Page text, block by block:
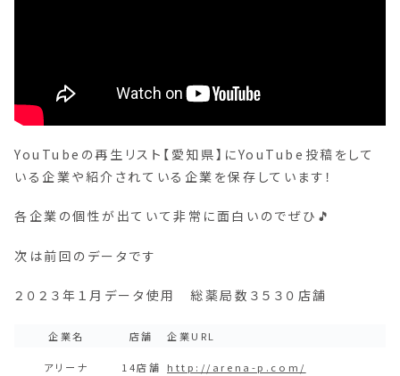
YouTubeの再生リスト【愛知県】にYouTube投稿をして
いる企業や紹介されている企業を保存しています！
各企業の個性が出ていて非常に面白いのでぜひ🎵
次は前回のデータです
２０２３年１月データ使用 総薬局数３５３０店舗
企業名 店舗 企業URL
アリーナ 14店舗 http://arena-p.com/